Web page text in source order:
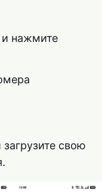
и нажмите
свою